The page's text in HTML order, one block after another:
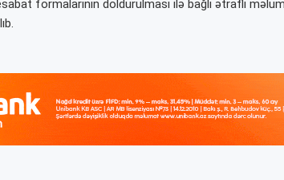
formalarının doldurulması ilə bağlı ətraflı